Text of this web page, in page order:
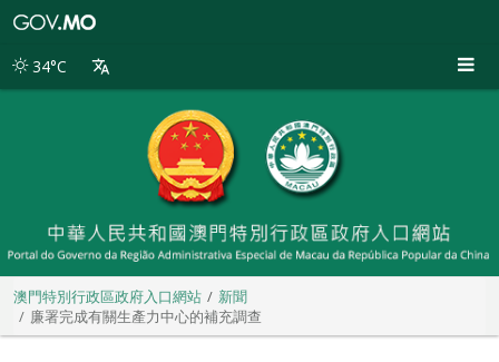
別
34°C
澳門特別行政區政府入口網站
新聞
廉署完成有關生產力中心的補充調查